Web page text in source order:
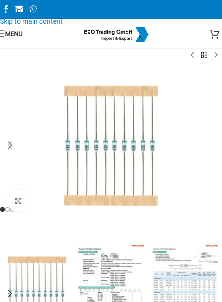
Skip to navigation
Skip to main content
MENU